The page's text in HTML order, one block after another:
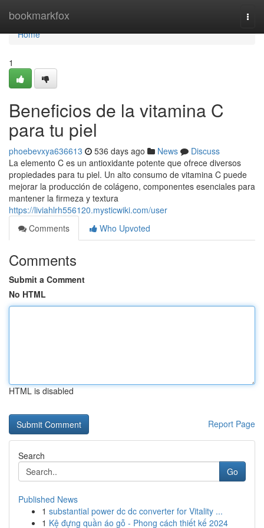
bookmarkfox
Home
Home
1
Beneficios de la vitamina C
para tu piel
phoebevxya636613 536 days ago News
Discuss
La elemento C es un antioxidante potente que ofrece diversos
propiedades para tu piel. Un alto consumo de vitamina C puede
mejorar la producción de colágeno, componentes esenciales para
mantener la firmeza y textura
https://liviahlrh556120.mysticwiki.com/user
Comments
Who Upvoted
Comments
Submit a Comment
No HTML
HTML is disabled
Report Page
Search
Go
Published News
1 substantial power dc dc converter for Vitality ...
1 Kệ đựng quần áo gỗ - Phong cách thiết kế 2024